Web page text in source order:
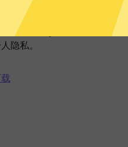
速”，一键轻松连接。不论您
息等，SkyBlueVPN都能轻
隐私。